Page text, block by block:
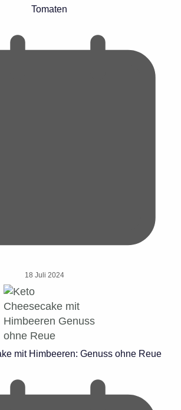
Tomaten
18 Juli 2024
mit Himbeeren: Genuss ohne Reue